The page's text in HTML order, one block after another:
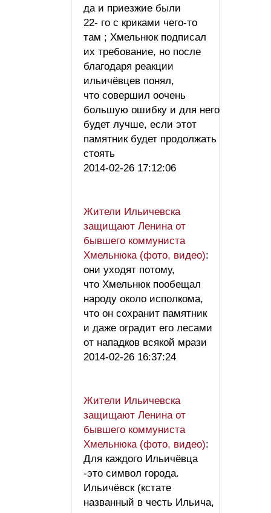
да и приезжие были
22- го с криками чего-то
там ; Хмельнюк подписал
их требование, но после
благодаря реакции
ильичёвцев понял,
что совершил оочень
большую ошибку и для него
будет лучше, если этот
памятник будет продолжать
стоять
2014-02-26 17:12:06
Жители Ильичевска
защищают Ленина от
бывшего коммуниста
Хмельнюка (фото, видео):
они уходят потому,
что Хмельнюк пообещал
народу около исполкома,
что он сохранит памятник
и даже оградит его лесами
от нападков всякой мрази
2014-02-26 16:37:24
Жители Ильичевска
защищают Ленина от
бывшего коммуниста
Хмельнюка (фото, видео):
Для каждого Ильичёвца
-это символ города.
Ильичёвск (кстате
названный в честь Ильича,